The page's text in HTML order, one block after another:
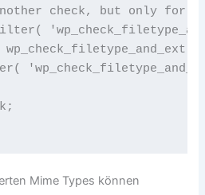
check, but only for
wp_check_filetype_and_ext(
Mime Types können